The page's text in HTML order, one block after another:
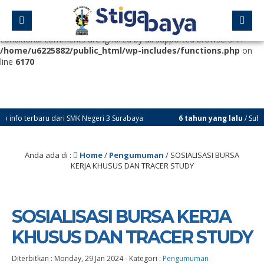
Deprecated
: Function WP_Dependencies->add_data() was called
with an argument that is
deprecated
since version 6.9.0! IE
conditional comments are ignored by all supported browsers. in
/home/u6225882/public_html/wp-includes/functions.php on
line 6170
SMK Negeri 3 Surabaya 6 tahun yang lalu/ Subscribe Youtube
Anda ada di : Home/ Pengumuman / SOSIALISASI BURSA
KERJA KHUSUS DAN TRACER STUDY
SOSIALISASI BURSA KERJA
KHUSUS DAN TRACER STUDY
Diterbitkan : Monday, 29 Jan 2024- Kategori : Pengumuman